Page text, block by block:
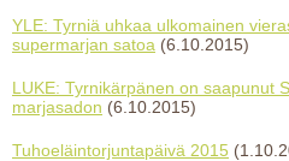
YLE: Tyrniä uhkaa ulkomainen
supermarjan satoa (6.10.2015)
LUKE: Tyrnikärpänen on saapunut
marjasadon (6.10.2015)
Tuhoeläintorjuntapäivä 2015